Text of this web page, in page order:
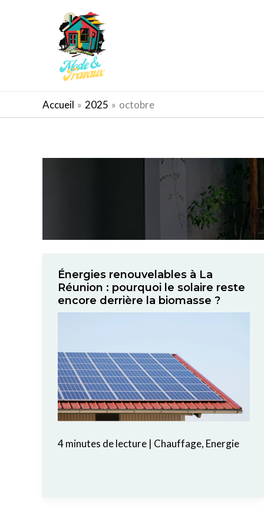
Accueil 2025 octobre
Énergies renouvelables à La
Réunion : pourquoi le solaire reste
encore derrière la biomasse ?
4 minutes de lecture| Chauffage, Energie